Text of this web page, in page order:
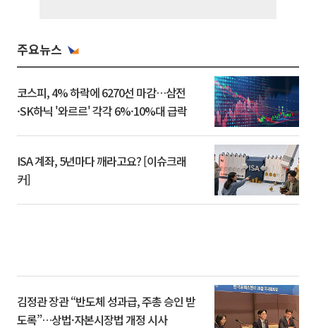
주요뉴스
코스피, 4% 하락에 6270선 마감…삼전
·SK하닉 '와르르' 각각 6%·10%대 급락
ISA 계좌, 5년마다 깨라고요? [이슈크래
커]
김정관 장관 “반도체 성과급, 주총 승인 받
도록”…상법·자본시장법 개정 시사